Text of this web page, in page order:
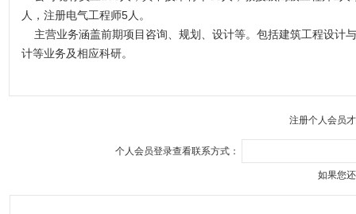
人，注册电气工程师5人。
主营业务涵盖前期项目咨询、规划、设计等。包括建筑工程设计
计等业务及相应科研。
注册个人会员
个人会员登录查看联系方式：
如果您